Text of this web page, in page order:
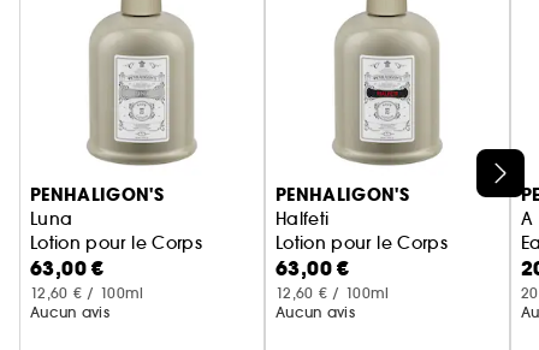
Ignorer le carrousel produits
PENHALIGON'S
Luna
Lotion pour le Corps
63,00 €
12,60 € / 100ml
Aucun avis
PENHALIGON'S
Halfeti
Lotion pour le Corps
63,00 €
12,60 € / 100ml
Aucun avis
A